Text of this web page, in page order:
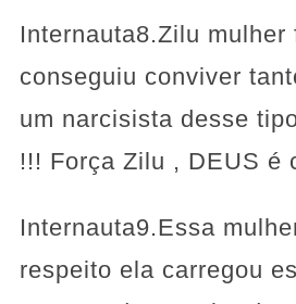
Internauta8.Zilu mulher
conseguiu conviver
um narcisista desse
!!! Força Zilu , DEUS é
Internauta9.Essa
respeito ela carregou